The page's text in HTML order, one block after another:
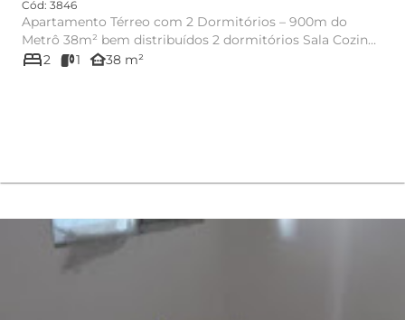
Cód: 3846
Apartamento Térreo com 2 Dormitórios – 900m do
Metrô 38m² bem distribuídos 2 dormitórios Sala Cozinha
Valor: R$ 210...
bed2 1 other_houses38 m²